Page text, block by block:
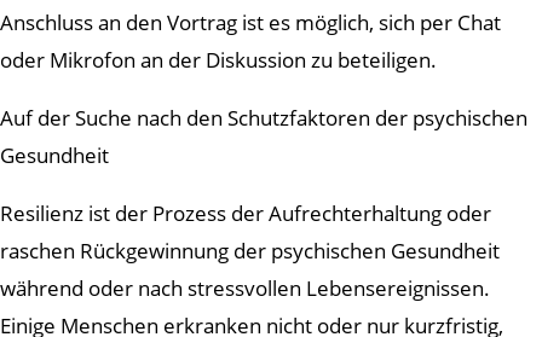
Anschluss an den Vortrag ist es möglich, sich per Chat
oder Mikrofon an der Diskussion zu beteiligen.
Auf der Suche nach den Schutzfaktoren der psychischen
Gesundheit
Resilienz ist der Prozess der Aufrechterhaltung oder
raschen Rückgewinnung der psychischen Gesundheit
während oder nach stressvollen Lebensereignissen.
Einige Menschen erkranken nicht oder nur kurzfristig,